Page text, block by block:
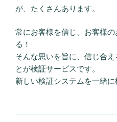
が、たくさんあります。
常にお客様を信じ、お客様
る！
そんな思いを旨に、信じ合
とが検証サービスです。
新しい検証システムを一緒に